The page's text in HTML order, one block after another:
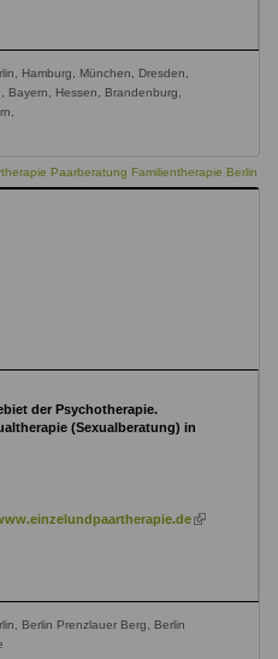
Hamburg, München, Dresden,
Bayern, Hessen, Brandenburg,
Paarberatung Familientherapie Berlin
der Psychotherapie.
(Sexualberatung) in
(link
Berlin Prenzlauer Berg, Berlin